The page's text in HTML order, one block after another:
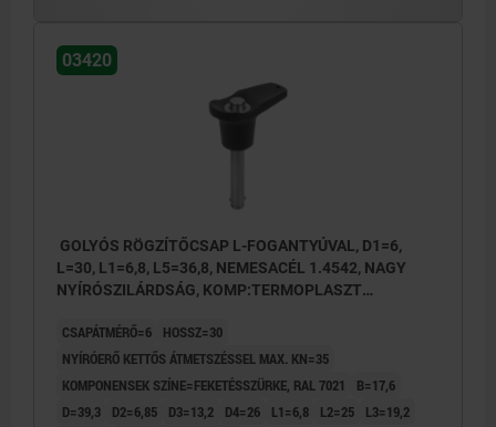
03420
GOLYÓS RÖGZÍTŐCSAP L-FOGANTYÚVAL, D1=6,
L=30, L1=6,8, L5=36,8, NEMESACÉL 1.4542, NAGY
NYÍRÓSZILÁRDSÁG, KOMP:TERMOPLASZT
CSAPÁTMÉRŐ=6
HOSSZ=30
NYÍRÓERŐ KETTŐS ÁTMETSZÉSSEL MAX. KN=35
KOMPONENSEK SZÍNE=FEKETÉSSZÜRKE, RAL 7021
B=17,6
D=39,3
D2=6,85 D3=13,2 D4=26 L1=6,8 L2=25
L3=19,2